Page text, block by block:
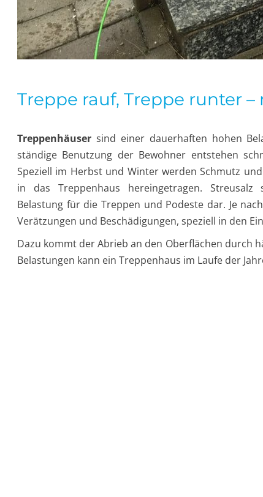
Treppe rauf, Treppe runter
Treppenhäuser sind einer dauerhaften hohen
ständige Benutzung der Bewohner entstehen
Speziell im Herbst und Winter werden Schmutz
in das Treppenhaus hereingetragen.
Belastung für die Treppen und Podeste dar. Je
Verätzungen und Beschädigungen, speziell in den
Dazu kommt der Abrieb an den Oberflächen durch
Belastungen kann ein Treppenhaus im Laufe der